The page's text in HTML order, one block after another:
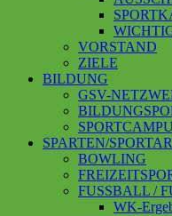
VORSTAND
ZIELE
BILDUNG
GSV-
SPARTEN/
BOWLING
FUSSBALL /
WK-